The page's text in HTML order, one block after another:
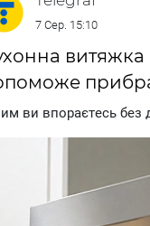
7 Сер. 15:10
витяжка
ви впopaєтecь бeз